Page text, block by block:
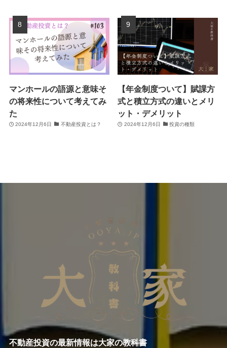
マンホールの語源と意味そ
の将来性について考えてみ
た
2024年12月6日 不動産投資とは？
【年金制度ついて】賦課方
式と積立方式の違いとメリ
ット・デメリット
2024年12月6日 投資の種類
不動産投資の最新情報は大家の教科書